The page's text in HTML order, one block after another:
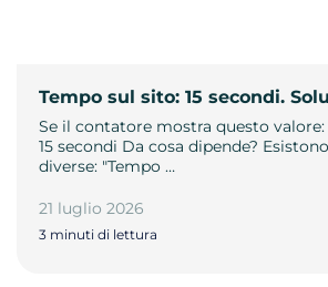
Tempo sul sito: 15 secondi.
Se il contatore mostra questo
15 secondi Da cosa dipende?
diverse: "Tempo …
21 luglio 2026
3 minuti di lettura